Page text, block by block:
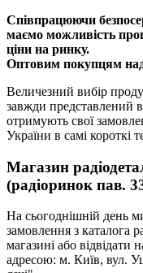
Співпрацюючи
маємо можливість
ціни на ринку.
Оптовим покупцям
Величезний вибір
завжди представлений
отримують свої
України в самі короткі
Магазин
(радіоринок пав.
На сьогоднішній день
замовлення з каталога
магазині або відвідати
адресою: м. Київ, вул.